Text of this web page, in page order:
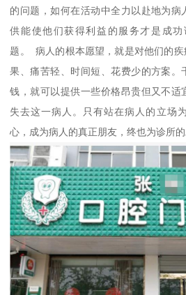
的问题，如何在活动中全力以赴地为病
供能使他们获得利益的服务才是成
题。 病人的根本愿望，就是对他们的
果、痛苦轻、时间短、花费少的方案。
钱，就可以提供一些价格昂贵但又不适
失去这一病人。只有站在病人的立场
心，成为病人的真正朋友，终也为诊所的